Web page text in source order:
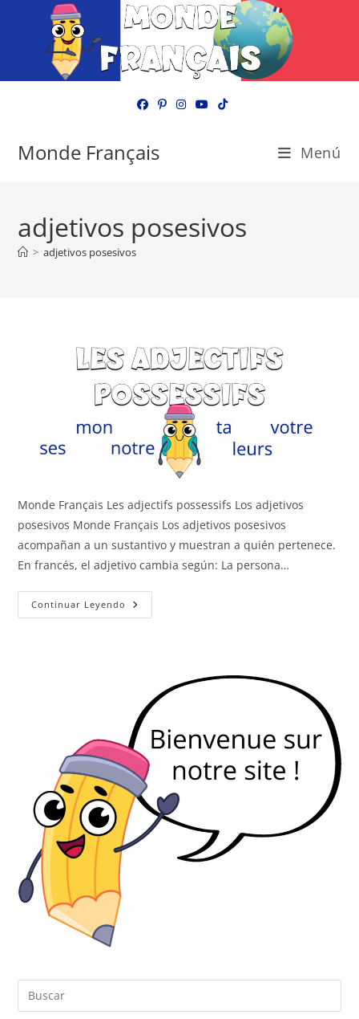
Monde Français Menú
adjetivos posesivos
> adjetivos posesivos
Monde Français Les adjectifs possessifs Los adjetivos
posesivos Monde Français Los adjetivos posesivos
acompañan a un sustantivo y muestran a quién pertenece.
En francés, el adjetivo cambia según: La persona…
Continuar Leyendo Los
Adjetivos